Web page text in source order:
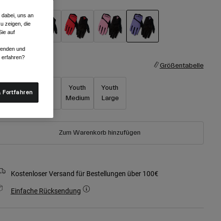
Größentabelle
Youth
Medium
Youth
Large
Zum Warenkorb hinzufügen
Kostenloser Versand für Bestellungen über 100€
Einfache Rücksendung
uns an
zeigen, die
auf
und
erfahren?
Fortfahren